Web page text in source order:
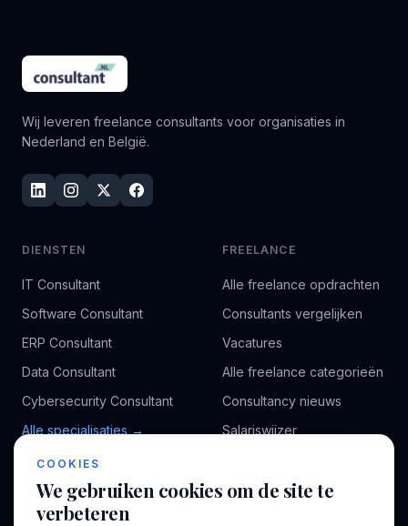
Wij leveren freelance consultants voor organisaties in
Nederland en België.
DIENSTEN
IT Consultant
Software Consultant
ERP Consultant
Data Consultant
Cybersecurity Consultant
Alle specialisaties →
FREELANCE
Alle freelance opdrachten
Consultants vergelijken
Vacatures
Alle freelance categorieën
Consultancy nieuws
Salariswijzer
BEDRIJF
COOKIES
We gebruiken cookies om de site te
verbeteren